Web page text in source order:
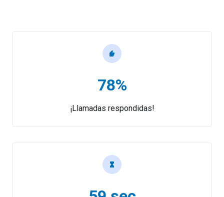
78%
¡Llamadas respondidas!